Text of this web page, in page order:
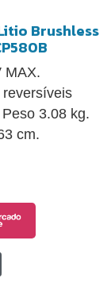
Brushless
MAX.
3.08 kg.
cm.